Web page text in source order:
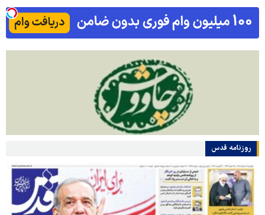
روزنامه قدس